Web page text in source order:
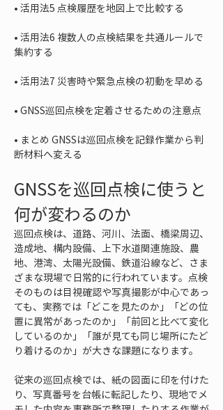
•
• 活用法6 複数人の点検結果を共通ルールで
•
•
• まとめ GNSSは巡回点検を記録作業から判
断材料へ変える
GNSSを巡回点検に使うと
何が変わるのか
巡回点検は、道路、河川、法面、橋梁周辺、
造成地、構内設備、上下水道関連施設、農
地、港湾、太陽光設備、鉄道沿線など、さま
ざまな現場で日常的に行われています。点検
そのものは目視確認や写真撮影が中心であっ
ても、実務では「どこを見たのか」「どの位
置に異常があったのか」「前回と比べて変化
しているのか」「誰が見ても同じ場所にたど
り着けるのか」が大きな課題になります。
従来の巡回点検では、紙の図面に印を付けた
り、写真番号を台帳に転記したり、現地でメ